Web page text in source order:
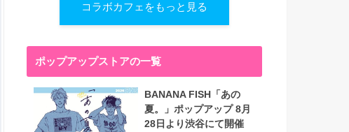
コラボカフェをもっと見る
ポップアップストアの一覧
BANANA FISH「あの
夏。」ポップアップ 8月
28日より渋谷にて開催